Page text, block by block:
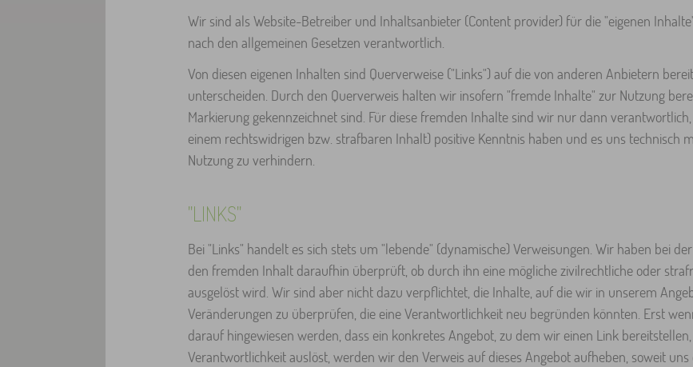
Wir sind als Website-Betreiber und Inhaltsanbieter (Content provider) für die "eigenen
nach den allgemeinen Gesetzen verantwortlich.
Von diesen eigenen Inhalten sind Querverweise ("Links") auf die von anderen Anbietern
unterscheiden. Durch den Querverweis halten wir insofern "fremde Inhalte" zur Nutzung
Markierung gekennzeichnet sind. Für diese fremden Inhalte sind wir nur dann
einem rechtswidrigen bzw. strafbaren Inhalt) positive Kenntnis haben und es uns technisch
Nutzung zu verhindern.
"LINKS"
Bei "Links" handelt es sich stets um "lebende" (dynamische) Verweisungen. Wir haben bei
den fremden Inhalt daraufhin überprüft, ob durch ihn eine mögliche zivilrechtliche oder
ausgelöst wird. Wir sind aber nicht dazu verpflichtet, die Inhalte, auf die wir in unserem
Veränderungen zu überprüfen, die eine Verantwortlichkeit neu begründen könnten. Erst
darauf hingewiesen werden, dass ein konkretes Angebot, zu dem wir einen Link
Verantwortlichkeit auslöst, werden wir den Verweis auf dieses Angebot aufheben, soweit